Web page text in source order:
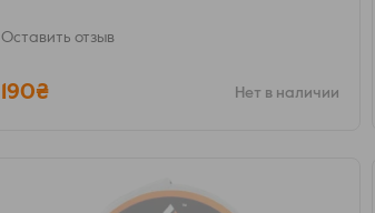
Оставить отзыв
190₴ Нет в наличии